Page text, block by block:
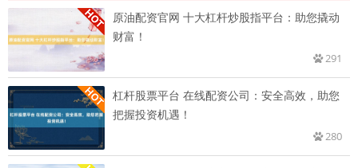
原油配资官网 十大杠杆炒股指平台：助您撬动
财富！
291
杠杆股票平台 在线配资公司：安全高效，助您
把握投资机遇！
280